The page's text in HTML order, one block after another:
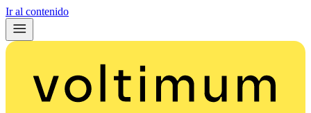
Ir al contenido